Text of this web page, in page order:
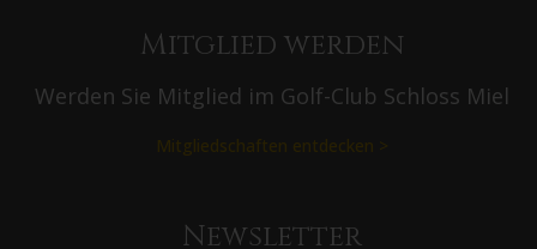
Mitglied werden
Werden Sie Mitglied im Golf-Club Schloss Miel
Mitgliedschaften entdecken >
Newsletter